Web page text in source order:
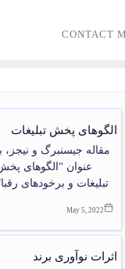
CONTACT
الگوهای پخش تبليغات
مقاله جیسنبرگ و نیجز،
عنوان “الگوهای
تبلیغات و برخودهای
May 5, 2022
اثرات نوآوری برند